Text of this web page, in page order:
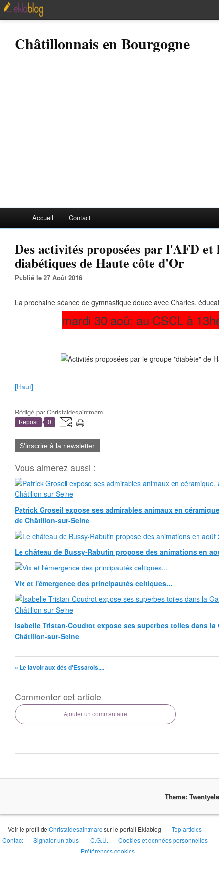
Châtillonnais en Bourgogne
Accueil Contact
Des activités proposées par l'AFD et
diabétiques de Haute côte d'Or
Publié le 27 Août 2016
La prochaine séance de gymnastique douce avec Charles,
mardi 30 août au CSCL à
[Haut]
Rédigé parChristaldesaintmarc
Repost 0
S'inscrire à la newsletter
Vous aimerez aussi :
Patrick Groseil expose ses admirables animaux en
de Châtillon-sur-Seine
Le château de Bussy-Rabutin propose des animations en
Vix et l'émergence des principautés celtiques...
Isabelle Tristan-Coudrot expose ses superbes toiles dans la
Châtillon-sur-Seine
« Le lavoir aux dés d'Essarois....
Commenter cet article
Ajouter un commentaire
Theme:
Voir le profil deChristaldesaintmarcsur le portail Eklablog
Top articles
Contact
Signaler un abus C.G.U.
Cookies et données personnelles
Préférences cookies